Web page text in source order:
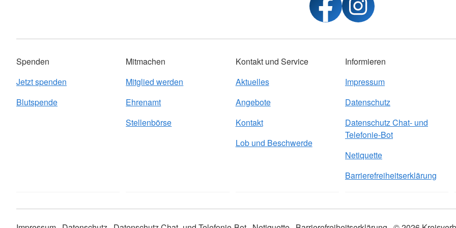
Spenden
Jetzt spenden
Blutspende
Mitmachen
Mitglied werden
Ehrenamt
Stellenbörse
Kontakt und Service
Aktuelles
Angebote
Kontakt
Lob und Beschwerde
Informieren
Impressum
Datenschutz
Datenschutz Chat- und
Telefonie-Bot
Netiquette
Barrierefreiheitserklärung